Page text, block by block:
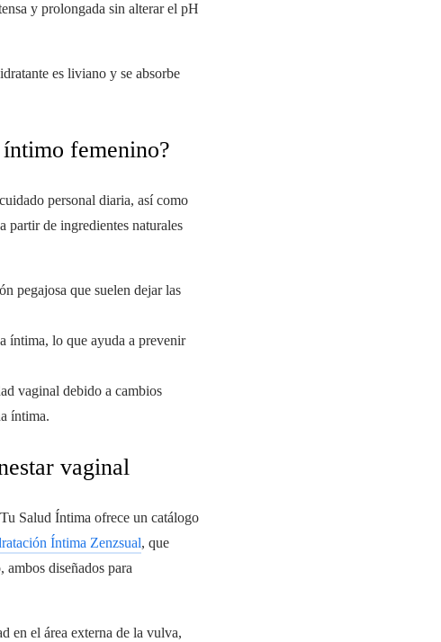
y prolongada sin alterar el pH
es liviano y se absorbe
femenino?
personal diaria, así como
partir de ingredientes naturales
pegajosa que suelen dejar las
íntima, lo que ayuda a prevenir
vaginal debido a cambios
íntima.
vaginal
Salud Íntima ofrece un catálogo
Íntima Zenzsual, que
diseñados para
en el área externa de la vulva,